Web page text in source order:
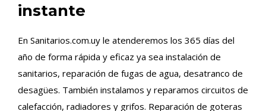
instante
En Sanitarios.com.uy le atenderemos los 365 días del
año de forma rápida y eficaz ya sea instalación de
sanitarios, reparación de fugas de agua, desatranco de
desagües. También instalamos y reparamos circuitos de
calefacción, radiadores y grifos. Reparación de goteras